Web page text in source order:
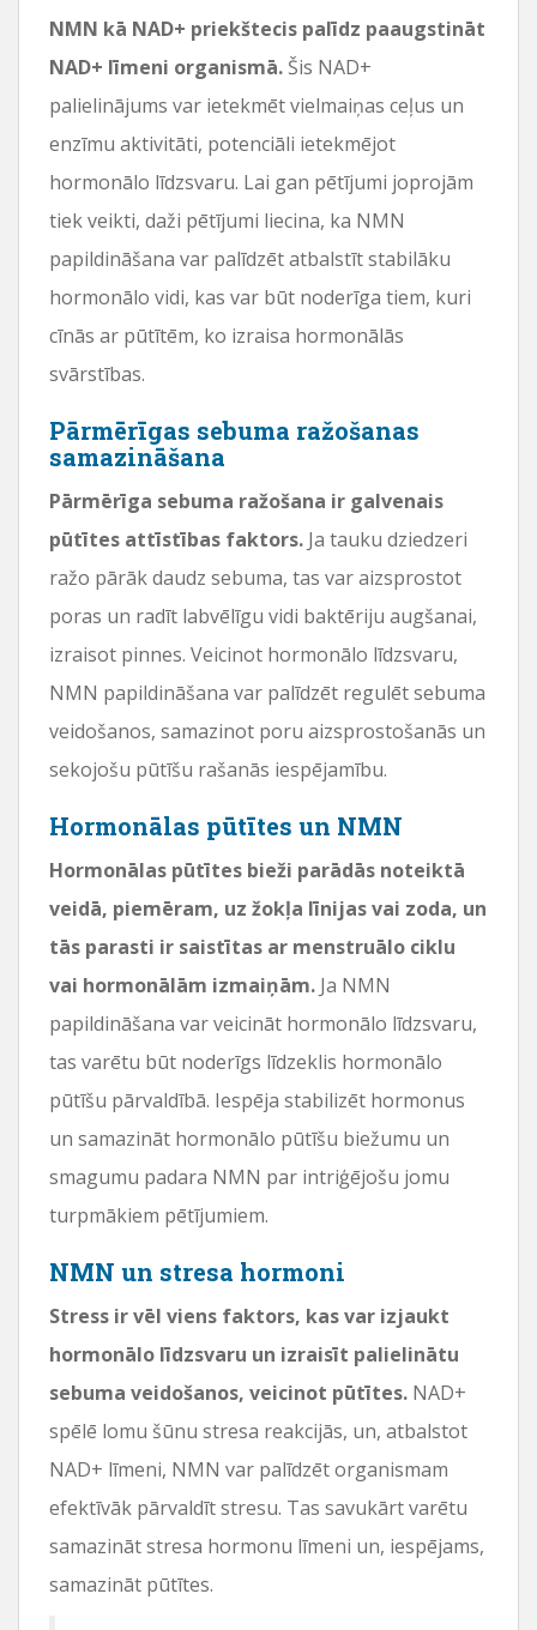
NMN kā NAD+ priekštecis palīdz paaugstināt
NAD+ līmeni organismā. Šis NAD+
palielinājums var ietekmēt vielmaiņas ceļus un
enzīmu aktivitāti, potenciāli ietekmējot
hormonālo līdzsvaru. Lai gan pētījumi joprojām
tiek veikti, daži pētījumi liecina, ka NMN
papildināšana var palīdzēt atbalstīt stabilāku
hormonālo vidi, kas var būt noderīga tiem, kuri
cīnās ar pūtītēm, ko izraisa hormonālās
svārstības.
Pārmērīgas sebuma ražošanas
samazināšana
Pārmērīga sebuma ražošana ir galvenais
pūtītes attīstības faktors. Ja tauku dziedzeri
ražo pārāk daudz sebuma, tas var aizsprostot
poras un radīt labvēlīgu vidi baktēriju augšanai,
izraisot pinnes. Veicinot hormonālo līdzsvaru,
NMN papildināšana var palīdzēt regulēt sebuma
veidošanos, samazinot poru aizsprostošanās un
sekojošu pūtīšu rašanās iespējamību.
Hormonālas pūtītes un NMN
Hormonālas pūtītes bieži parādās noteiktā
veidā, piemēram, uz žokļa līnijas vai zoda, un
tās parasti ir saistītas ar menstruālo ciklu
vai hormonālām izmaiņām. Ja NMN
papildināšana var veicināt hormonālo līdzsvaru,
tas varētu būt noderīgs līdzeklis hormonālo
pūtīšu pārvaldībā. Iespēja stabilizēt hormonus
un samazināt hormonālo pūtīšu biežumu un
smagumu padara NMN par intriģējošu jomu
turpmākiem pētījumiem.
NMN un stresa hormoni
Stress ir vēl viens faktors, kas var izjaukt
hormonālo līdzsvaru un izraisīt palielinātu
sebuma veidošanos, veicinot pūtītes. NAD+
spēlē lomu šūnu stresa reakcijās, un, atbalstot
NAD+ līmeni, NMN var palīdzēt organismam
efektīvāk pārvaldīt stresu. Tas savukārt varētu
samazināt stresa hormonu līmeni un, iespējams,
samazināt pūtītes.